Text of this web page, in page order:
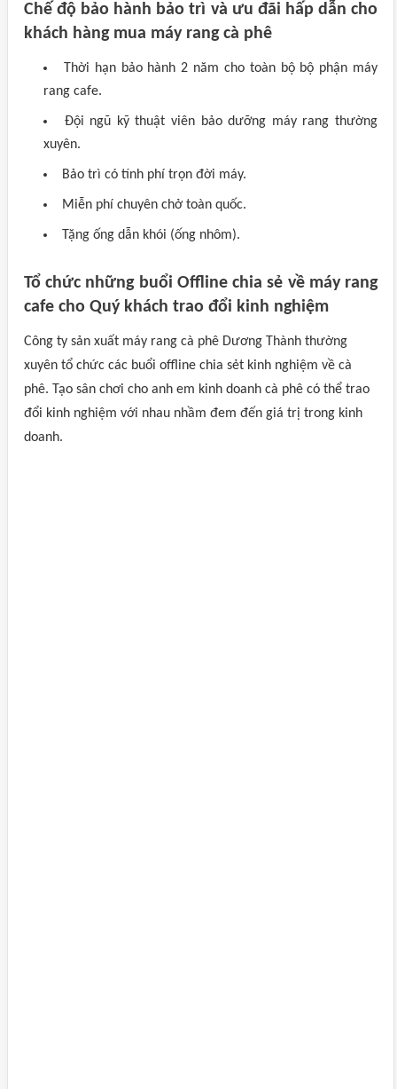
Chế độ bảo hành bảo trì và ưu đãi hấp dẫn cho
khách hàng mua máy rang cà phê
Thời hạn bảo hành 2 năm cho toàn bộ bộ phận máy
rang cafe.
Đội ngũ kỹ thuật viên bảo dưỡng máy rang thường
xuyên.
Bảo trì có tính phí trọn đời máy.
Miễn phí chuyên chở toàn quốc.
Tặng ống dẫn khói (ống nhôm).
Tổ chức những buổi Offline chia sẻ về máy rang
cafe cho Quý khách trao đổi kinh nghiệm
Công ty sản xuất máy rang cà phê Dương Thành thường
xuyên tổ chức các buổi offline chia sẻt kinh nghiệm về cà
phê. Tạo sân chơi cho anh em kinh doanh cà phê có thể trao
đổi kinh nghiệm với nhau nhầm đem đến giá trị trong kinh
doanh.